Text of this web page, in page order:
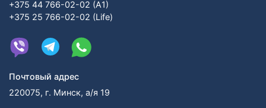
+375 44 766-02-02 (А1)
+375 25 766-02-02 (Life)
Почтовый адрес
220075, г. Минск, а/я 19